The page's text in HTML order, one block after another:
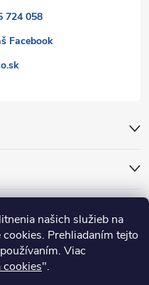
našich služieb na
Prehliadaním tejto
Viac
cookies".
724 058
Facebook